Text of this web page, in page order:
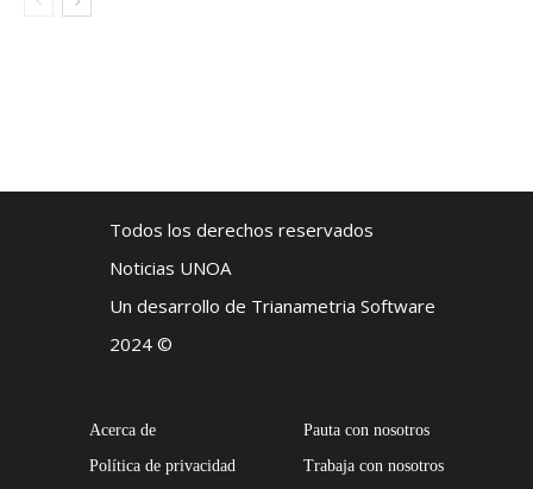
Todos los derechos reservados
Noticias UNOA
Un desarrollo de Trianametria Software
2024 ©
Acerca de
Política de privacidad
Pauta con nosotros
Trabaja con nosotros